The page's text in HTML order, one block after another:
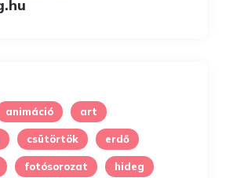
animáció art
csütörtök erdő
fotósorozat hideg